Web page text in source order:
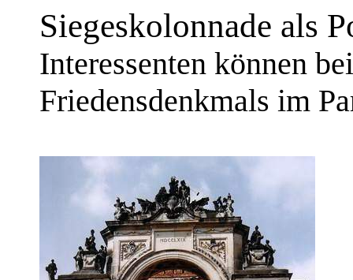
Siegeskolonnade als
Interessenten können
Friedensdenkmals im